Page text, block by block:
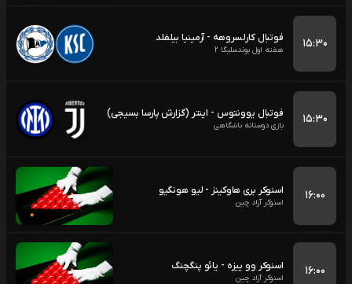
۱۵:۳۰ فوتبال کارلسروهه - آرمینیا بیلفلد
هفته اول بوندسلیگا 2
۱۵:۳۰ فوتبال یوونتوس - اینتر (گزارش پارسا بسیجی)
بازی دوستانه باشگاهی
۱۶:۰۰ اسنوکر بری هاوکینز - لیو هونگیو
اسنوکر آزاد چین
۱۶:۰۰ اسنوکر وو ییزه - یائو پنگچنگ
اسنوکر آزاد چین